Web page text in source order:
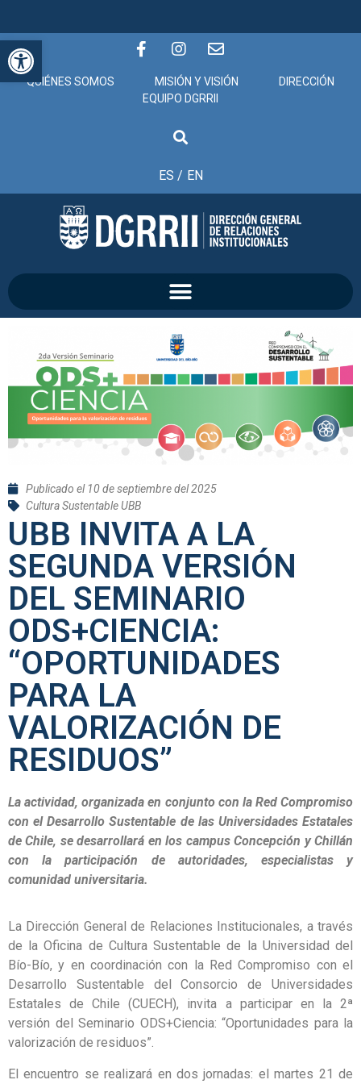
Abrir barra de herramientas
QUIÉNES SOMOS MISIÓN Y VISIÓN
DIRECCIÓN
EQUIPO DGRRII
ES / EN
Publicado el10 de septiembre del 2025
Cultura Sustentable UBB
UBB INVITA A LA
SEGUNDA VERSIÓN
DEL SEMINARIO
ODS+CIENCIA:
“OPORTUNIDADES
PARA LA
VALORIZACIÓN DE
RESIDUOS”
La actividad, organizada en conjunto con la Red Compromiso
con el Desarrollo Sustentable de las Universidades Estatales
de Chile, se desarrollará en los campus Concepción y Chillán
con la participación de autoridades, especialistas y
comunidad universitaria.
La Dirección General de Relaciones Institucionales, a través
de la Oficina de Cultura Sustentable de la Universidad del
Bío-Bío, y en coordinación con la Red Compromiso con el
Desarrollo Sustentable del Consorcio de Universidades
Estatales de Chile (CUECH), invita a participar en la 2ª
versión del Seminario ODS+Ciencia: “Oportunidades para la
valorización de residuos”.
El encuentro se realizará en dos jornadas: el martes 21 de